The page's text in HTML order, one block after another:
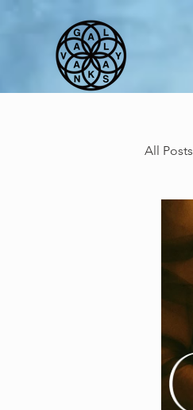
All Posts